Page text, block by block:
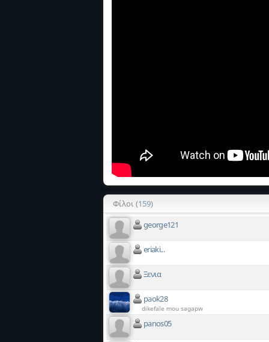
Φίλοι (159)
george121
eriaki...
Ξενια
paok28
dikefale mou sagapw
panos05